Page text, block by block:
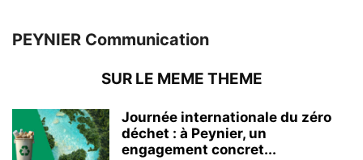
PEYNIER Communication
SUR LE MEME THEME
Journée internationale du zéro
déchet : à Peynier, un
engagement concret...